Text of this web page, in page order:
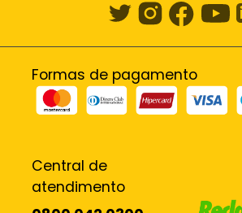
Formas de pagamento
Central de
atendimento